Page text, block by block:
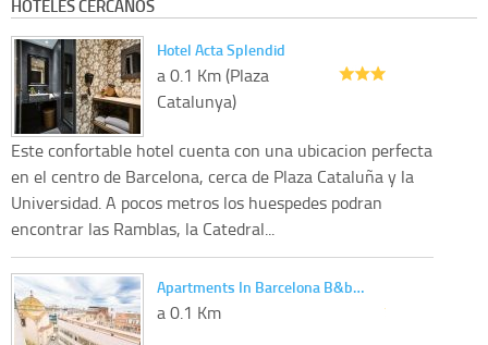
HOTELES CERCANOS
Hotel Acta Splendid
a 0.1 Km (Plaza
Catalunya)
Este confortable hotel cuenta con una ubicacion perfecta
en el centro de Barcelona, cerca de Plaza Cataluña y la
Universidad. A pocos metros los huespedes podran
encontrar las Ramblas, la Catedral...
Apartments In Barcelona B&b…
a 0.1 Km